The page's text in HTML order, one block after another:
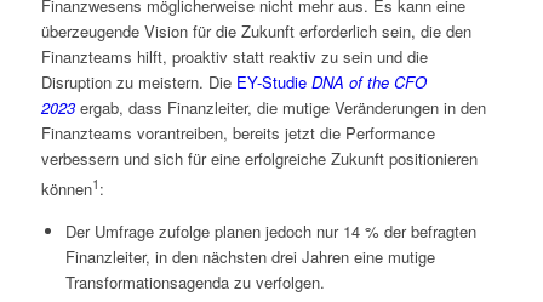
Finanzwesens möglicherweise nicht mehr aus. Es kann eine
überzeugende Vision für die Zukunft erforderlich sein, die den
Finanzteams hilft, proaktiv statt reaktiv zu sein und die
Disruption zu meistern. Die EY-Studie DNA of the CFO
2023ergab, dass Finanzleiter, die mutige Veränderungen in den
Finanzteams vorantreiben, bereits jetzt die Performance
verbessern und sich für eine erfolgreiche Zukunft positionieren
können1 :
Der Umfrage zufolge planen jedoch nur 14 % der befragten
Finanzleiter, in den nächsten drei Jahren eine mutige
Transformationsagenda zu verfolgen.